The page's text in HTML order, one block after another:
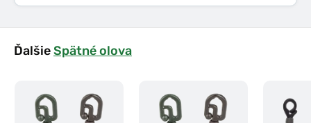
ĎalšieSpätné olova